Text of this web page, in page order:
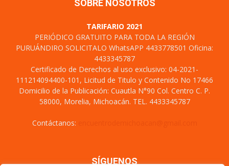
SOBRE NOSOTROS
TARIFARIO 2021
PERIÓDICO GRATUITO PARA TODA LA REGIÓN
PURUÁNDIRO SOLICITALO WhatsAPP 4433778501 Oficina:
4433345787
Certificado de Derechos al uso exclusivo: 04-2021-
111214094400-101, Licitud de Titulo y Contenido No 17466
Domicilio de la Publicación: Cuautla N°90 Col. Centro C. P.
58000, Morelia, Michoacán. TEL. 4433345787
Contáctanos:
SÍGUENOS